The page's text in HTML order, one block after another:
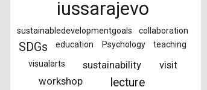
iussarajevo
sustainabledevelopmentgoals collaboration
SDGs education Psychology
teaching
visualarts
sustainability
visit
workshop
lecture